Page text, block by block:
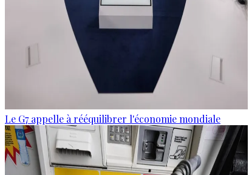
Le G7 appelle à rééquilibrer l'économie mondiale